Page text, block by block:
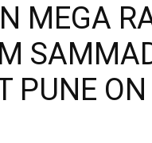
MEGA
PUNE